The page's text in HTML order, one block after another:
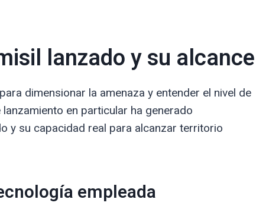
lanzado y su alcance
dimensionar la amenaza y entender el nivel de
en particular ha generado
y su capacidad real para alcanzar territorio
empleada